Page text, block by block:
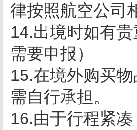
律按照航空公司
14.出境时如有
需要申报）
15.在境外购买
需自行承担。
16.由于行程紧